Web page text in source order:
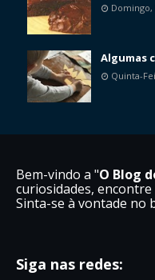
Domingo,
Algumas
Quinta-
Bem-vindo a "O Blog
curiosidades,
Sinta-se à vontade no
Siga nas redes: